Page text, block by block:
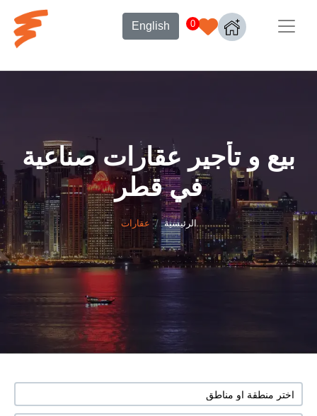
0
English
بيع و تأجير عقارات صناعية
في قطر
الرئيسية عقارات